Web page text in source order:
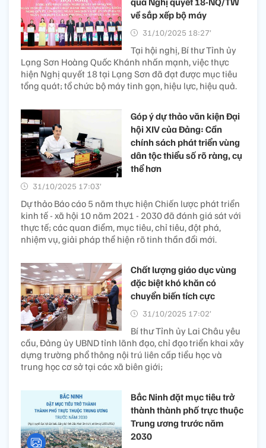
về sắp xếp bộ máy
31/10/2025 18:27’
Tại hội nghị, Bí thư Tỉnh ủy
Lạng Sơn Hoàng Quốc Khánh nhấn mạnh, việc thực
hiện Nghị quyết 18 tại Lạng Sơn đã đạt được mục tiêu
tổng quát; tổ chức bộ máy tinh gọn, hiệu lực, hiệu quả.
Góp ý dự thảo văn kiện Đại
hội XIV của Đảng: Cần
chính sách phát triển vùng
dân tộc thiểu số rõ ràng, cụ
thể hơn
31/10/2025 17:03’
Dự thảo Báo cáo 5 năm thực hiện Chiến lược phát triển
kinh tế - xã hội 10 năm 2021 - 2030 đã đánh giá sát với
thực tế; các quan điểm, mục tiêu, chỉ tiêu, đột phá,
nhiệm vụ, giải pháp thể hiện rõ tinh thần đổi mới.
Chất lượng giáo dục vùng
đặc biệt khó khăn có
chuyển biến tích cực
31/10/2025 17:02’
Bí thư Tỉnh ủy Lai Châu yêu
cầu, Đảng ủy UBND tỉnh lãnh đạo, chỉ đạo triển khai xây
dựng trường phổ thông nội trú liên cấp tiểu học và
trung học cơ sở tại các xã biên giới;
Bắc Ninh đặt mục tiêu trở
thành thành phố trực thuộc
Trung ương trước năm
2030